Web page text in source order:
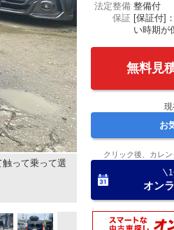
って乗って選
法定整備 整備付
保証 [保証付]
い時期が
無料見
現
お
クリック後、カレ
オン